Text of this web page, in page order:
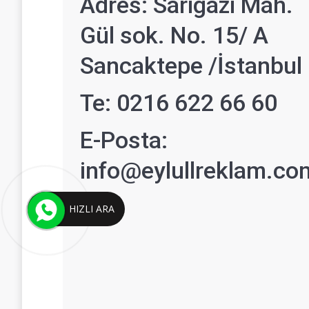
Gül sok. No. 15/ A
Sancaktepe /İstanbul
Te: 0216 622 66 60
E-Posta:
HIZLI ARA